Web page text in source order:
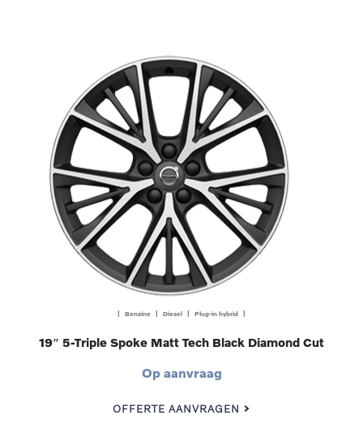
| Benzine | Diesel | Plug-in hybrid |
19″ 5-Triple Spoke Matt Tech Black Diamond Cut
Op aanvraag
OFFERTE AANVRAGEN